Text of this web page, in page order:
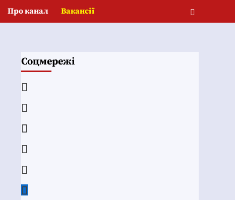
Про канал Вакансії
Соцмережі